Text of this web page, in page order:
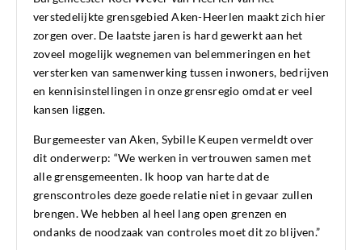
verstedelijkte grensgebied Aken-Heerlen maakt zich hier
zorgen over. De laatste jaren is hard gewerkt aan het
zoveel mogelijk wegnemen van belemmeringen en het
versterken van samenwerking tussen inwoners, bedrijven
en kennisinstellingen in onze grensregio omdat er veel
kansen liggen.
Burgemeester van Aken, Sybille Keupen vermeldt over
dit onderwerp: “We werken in vertrouwen samen met
alle grensgemeenten. Ik hoop van harte dat de
grenscontroles deze goede relatie niet in gevaar zullen
brengen. We hebben al heel lang open grenzen en
ondanks de noodzaak van controles moet dit zo blijven.”